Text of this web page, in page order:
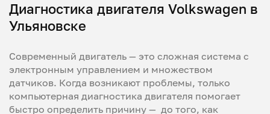
Диагностика двигателя Volkswagen в
Ульяновске
Современный двигатель — это сложная система с
электронным управлением и множеством
датчиков. Когда возникают проблемы, только
компьютерная диагностика двигателя помогает
быстро определить причину — до того, как